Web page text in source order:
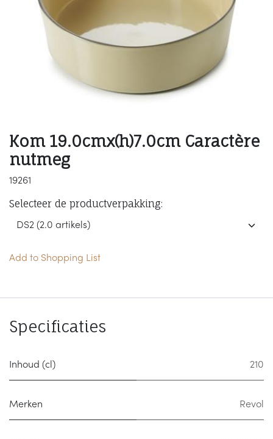
Kom 19.0cmx(h)7.0cm Caractère
nutmeg
19261
Selecteer de productverpakking:
Add to Shopping List
Specificaties
Inhoud (cl) 210
Merken Revol